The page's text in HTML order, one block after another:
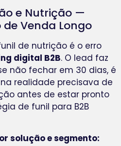
e Nutrição —
Venda Longo
de nutrição é o erro
digital B2B. O lead faz
não fechar em 30 dias, é
realidade precisava de
antes de estar pronto
de funil para B2B
solução e segmento: